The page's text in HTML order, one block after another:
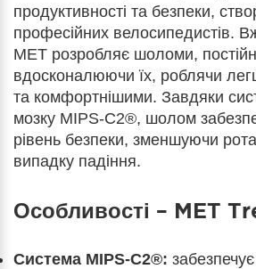
продуктивності та безпеки,
професійних велосипедистів.
MET розробляє шоломи,
вдосконалюючи їх, роблячи
та комфортнішими. Завдяки
мозку MIPS-C2®, шолом
рівень безпеки, зменшуючи
випадку падіння.
Особливості – MET
Система MIPS-C2®: